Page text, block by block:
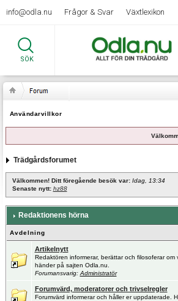
info@odla.nu Frågor & Svar Växtlexikon
SÖK
Användarvillkor
Trädgårdsforumet
Välkommen! Ditt föregående besök var: Idag, 13:34
Senaste nytt: hz88
Redaktionens hörna
Avdelning
Artikelnytt
Redaktören informerar, berättar och filosoferar om
händer på sajten Odla.nu.
Forumansvarig: Administratör
Forumvärd, moderatorer och trivselregler
Forumvärd informerar och håller er uppdaterade.